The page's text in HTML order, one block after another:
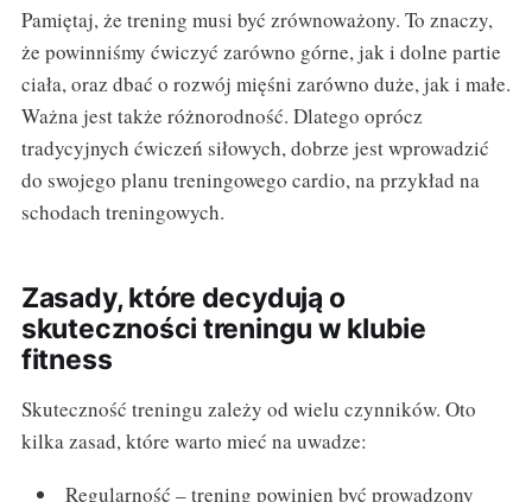
Pamiętaj, że trening musi być zrównoważony. To znaczy,
że powinniśmy ćwiczyć zarówno górne, jak i dolne partie
ciała, oraz dbać o rozwój mięśni zarówno duże, jak i małe.
Ważna jest także różnorodność. Dlatego oprócz
tradycyjnych ćwiczeń siłowych, dobrze jest wprowadzić
do swojego planu treningowego cardio, na przykład na
schodach treningowych.
Zasady, które decydują o
skuteczności treningu w klubie
fitness
Skuteczność treningu zależy od wielu czynników. Oto
kilka zasad, które warto mieć na uwadze:
Regularność – trening powinien być prowadzony